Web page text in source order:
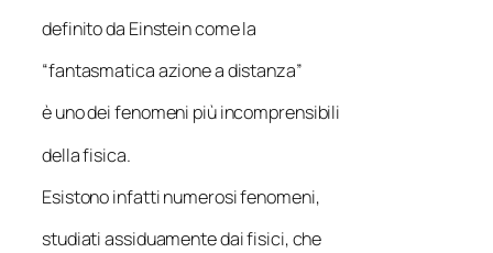
definito da Einstein come la
“fantasmatica azione a distanza”
è uno dei fenomeni più incomprensibili
della fisica.
Esistono infatti numerosi fenomeni,
studiati assiduamente dai fisici, che